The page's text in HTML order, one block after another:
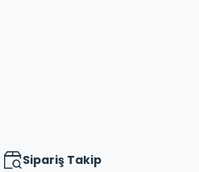
Sipariş Takip